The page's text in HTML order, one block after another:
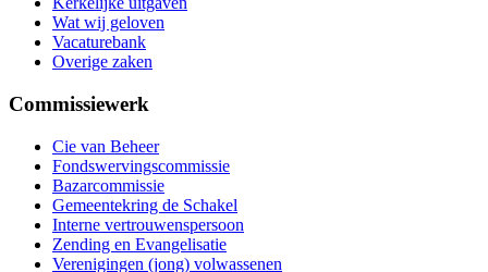
Wat wij geloven
Vacaturebank
Overige zaken
Commissiewerk
Cie van Beheer
Fondswervingscommissie
Bazarcommissie
Gemeentekring de Schakel
Interne vertrouwenspersoon
Zending en Evangelisatie
Verenigingen (jong) volwassenen